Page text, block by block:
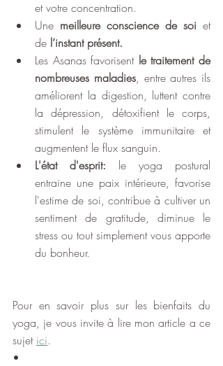
et votre concentration.
Une meilleure conscience de soi et
de l’instant présent.
Les Asanas favorisent le traitement de
nombreuses maladies, entre autres ils
améliorent la digestion, luttent contre
la dépression, détoxifient le corps,
stimulent le système immunitaire et
augmentent le flux sanguin.
L'état d'esprit: le yoga postural
entraine une paix intérieure, favorise
l'estime de soi, contribue à cultiver un
sentiment de gratitude, diminue le
stress ou tout simplement vous apporte
du bonheur.
Pour en savoir plus sur les bienfaits du
yoga, je vous invite à lire mon article a ce
sujet ici.
•